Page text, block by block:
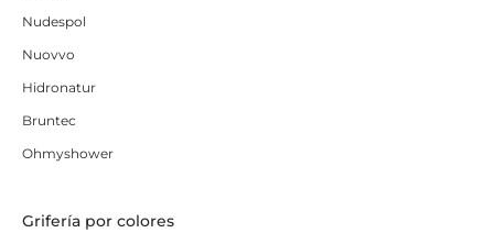
Nudespol
Nuovvo
Hidronatur
Bruntec
Ohmyshower
Grifería por colores